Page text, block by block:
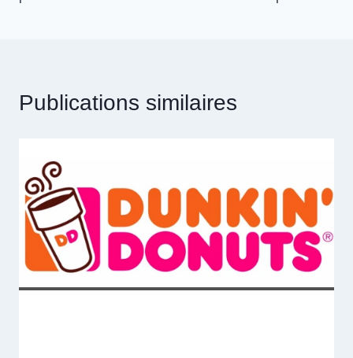
Publications similaires